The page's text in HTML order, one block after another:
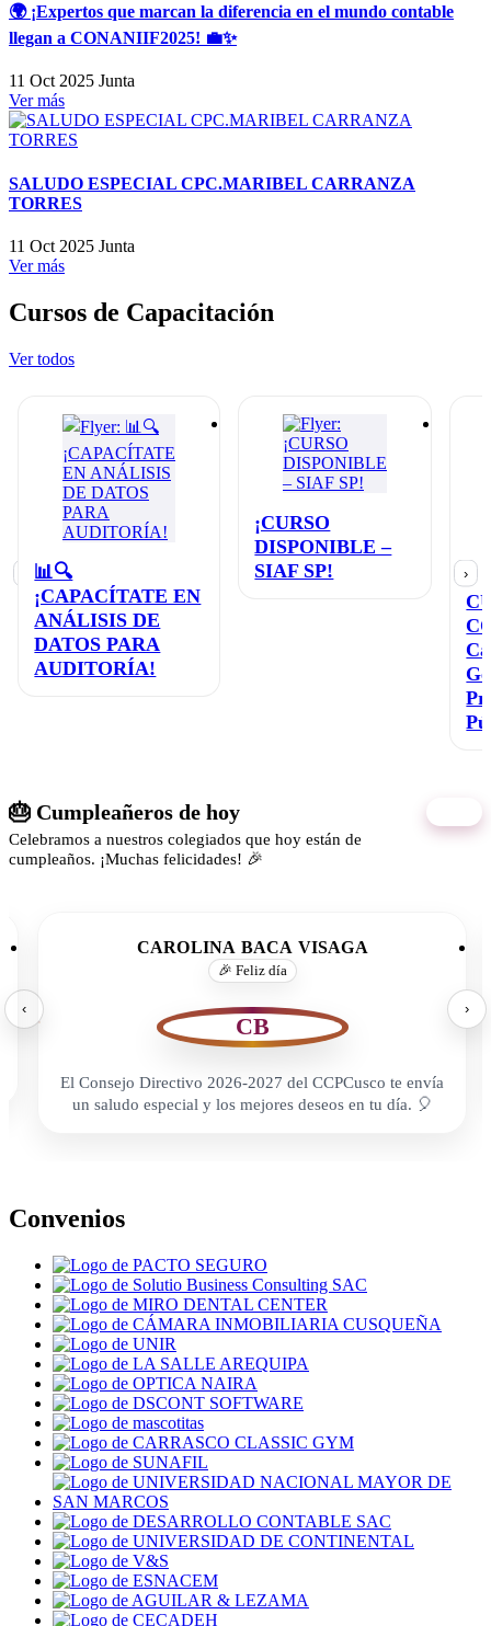
🌍 ¡Expertos que marcan la diferencia en el mundo contable
llegan a CONANIIF2025! 💼✨
11 Oct 2025 Junta
Ver más
SALUDO ESPECIAL CPC.MARIBEL CARRANZA
TORRES
11 Oct 2025 Junta
Ver más
Cursos de Capacitación
Ver todos
📊🔍
¡CAPACÍTATE EN
ANÁLISIS DE
DATOS PARA
AUDITORÍA!
¡CURSO
DISPONIBLE –
SIAF SP!
›
🎂 Cumpleañeros de hoy
Celebramos a nuestros colegiados que hoy están de
cumpleaños. ¡Muchas felicidades! 🎉
‹
CAROLINA BACA VISAGA
🎉 Feliz día
CB
El Consejo Directivo 2026-2027 del CCPCusco te envía
un saludo especial y los mejores deseos en tu día. 🎈
›
Convenios